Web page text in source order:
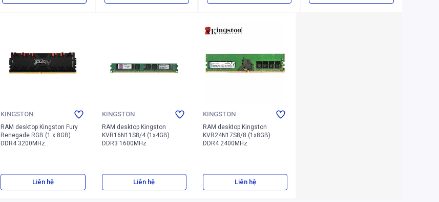
KINGSTON
RAM desktop Kingston Fury
Renegade RGB (1 x 8GB)
DDR4 3200MHz
Liên hệ
KINGSTON
RAM desktop Kingston
KVR16N11S8/4 (1x4GB)
DDR3 1600MHz
Liên hệ
KINGSTON
RAM desktop Kingston
KVR24N17S8/8 (1x8GB)
DDR4 2400MHz
Liên hệ